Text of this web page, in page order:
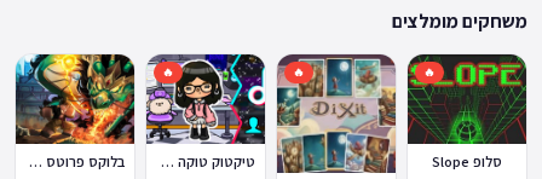
לצד תוספות שוטפות של משחקים חדשים.
משחקים מומלצים
🔥
סלופ Slope
🔥
🔥
טיקטוק טוקה בוקה בלוקס פרוטס Blox Fruits